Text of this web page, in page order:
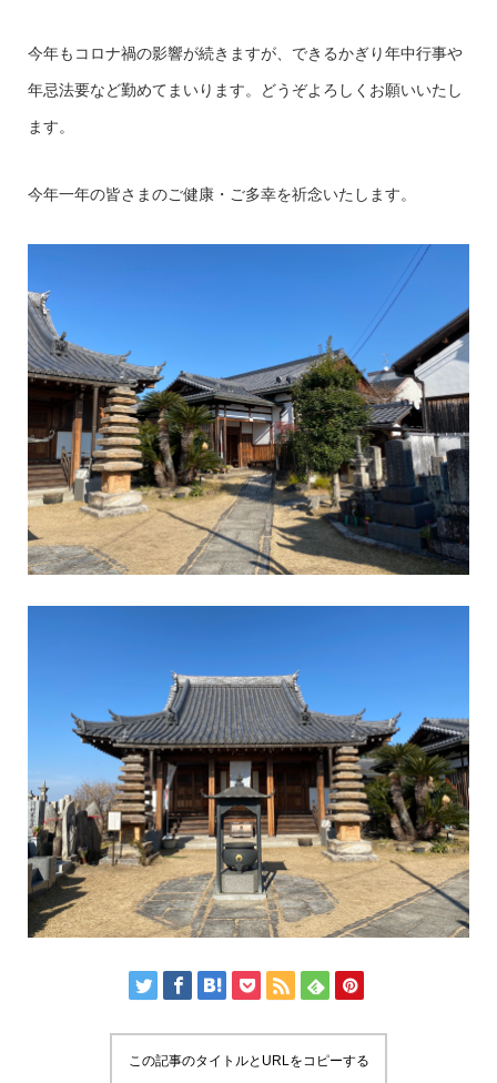
今年もコロナ禍の影響が続きますが、できるかぎり年中行事や
年忌法要など勤めてまいります。どうぞよろしくお願いいたし
ます。
今年一年の皆さまのご健康・ご多幸を祈念いたします。
この記事のタイトルとURLをコピーする